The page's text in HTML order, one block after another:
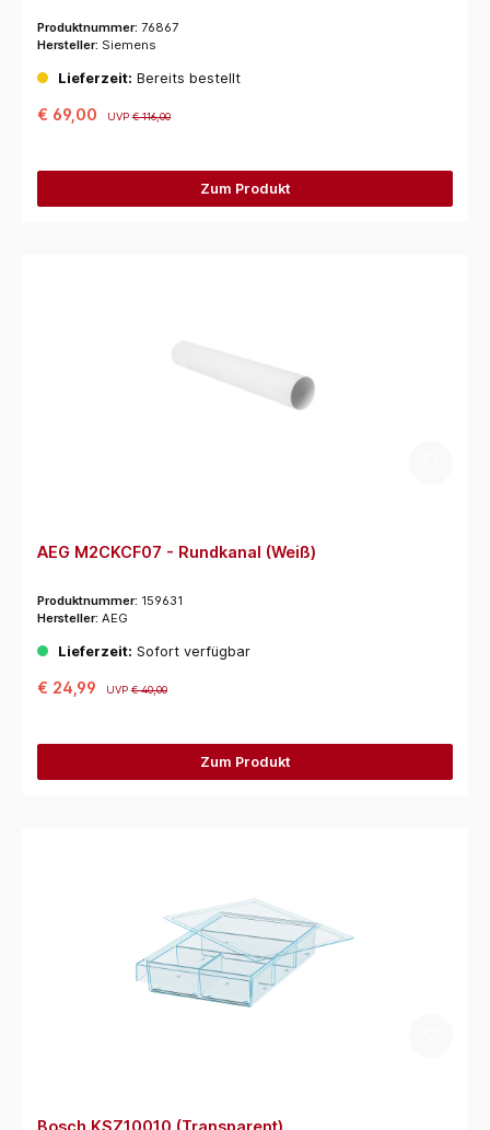
Produktnummer: 76867
Hersteller: Siemens
Lieferzeit: Bereits bestellt
€ 69,00 UVP€ 116,00
Zum Produkt
AEG M2CKCF07 - Rundkanal (Weiß)
Produktnummer: 159631
Hersteller: AEG
Lieferzeit: Sofort verfügbar
€ 24,99 UVP€ 40,00
Zum Produkt
Bosch KSZ10010 (Transparent)